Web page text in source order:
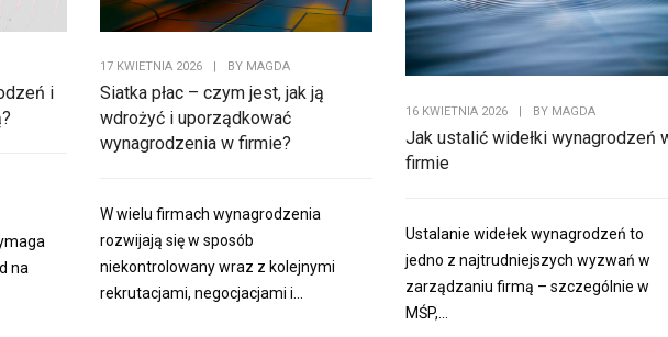
i
na
17 KWIETNIA 2026 | BY MAGDA
Siatka płac – czym jest, jak ją
wdrożyć i uporządkować
wynagrodzenia w firmie?
W wielu firmach wynagrodzenia
rozwijają się w sposób
niekontrolowany wraz z kolejnymi
rekrutacjami, negocjacjami i...
16 KWIETNIA 2026 | BY MAGDA
Jak ustalić widełki wynagrodzeń
firmie
Ustalanie widełek wynagrodzeń to
jedno z najtrudniejszych wyzwań w
zarządzaniu firmą – szczególnie w
MŚP,...